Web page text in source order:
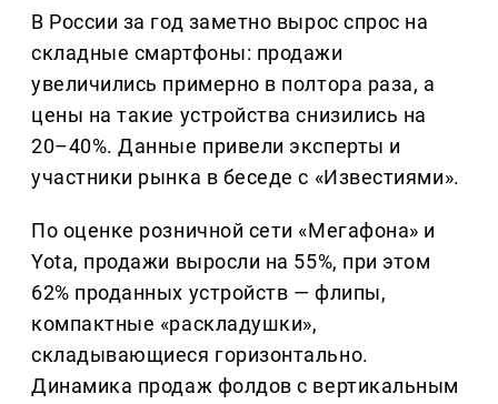
В России за год заметно вырос спрос на
складные смартфоны: продажи
увеличились примерно в полтора раза, а
цены на такие устройства снизились на
20–40%. Данные привели эксперты и
участники рынка в беседе с «Известиями».
По оценке розничной сети «Мегафона» и
Yota, продажи выросли на 55%, при этом
62% проданных устройств — флипы,
компактные «раскладушки»,
складывающиеся горизонтально.
Динамика продаж фолдов с вертикальным